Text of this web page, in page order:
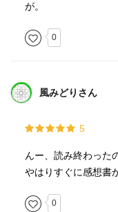
が。
0
風みどりさん
5
んー、読み終わった
やはりすぐに感想書
0